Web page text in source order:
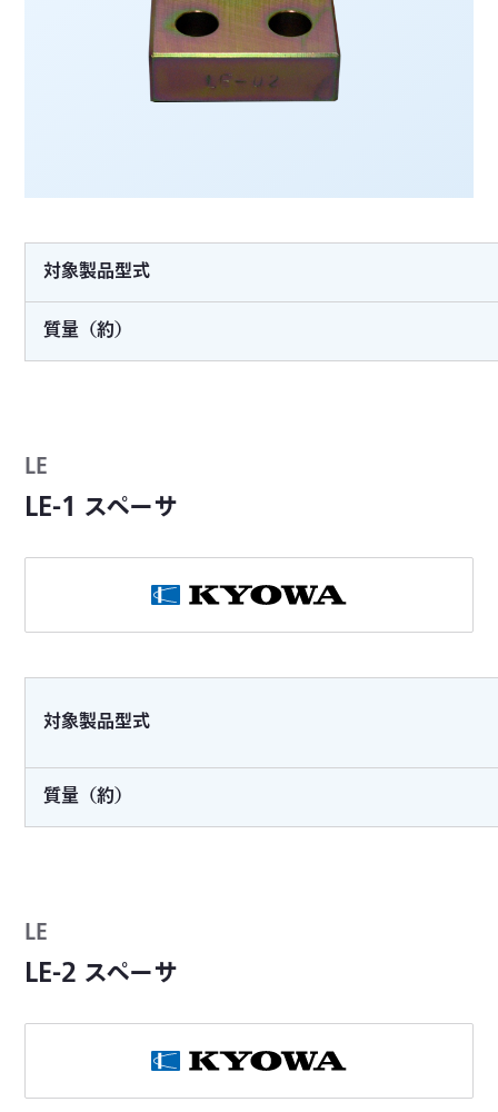
対象製品型式
質量（約）
LE
LE-1 スペーサ
対象製品型式
質量（約）
LE
LE-2 スペーサ